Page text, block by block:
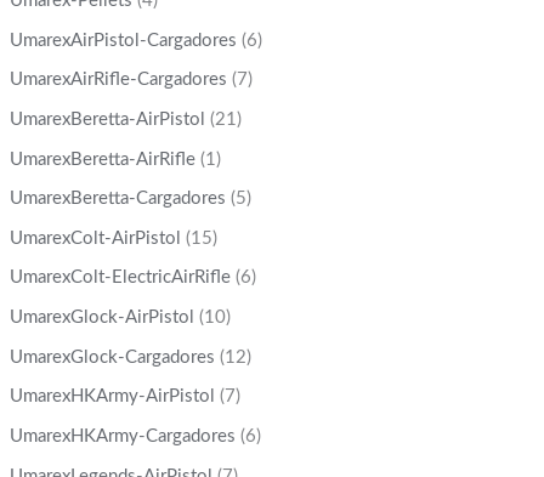
UmarexAirPistol-Cargadores (6)
UmarexAirRifle-Cargadores (7)
UmarexBeretta-AirPistol (21)
UmarexBeretta-AirRifle (1)
UmarexBeretta-Cargadores (5)
UmarexColt-AirPistol (15)
UmarexColt-ElectricAirRifle (6)
UmarexGlock-AirPistol (10)
UmarexGlock-Cargadores (12)
UmarexHKArmy-AirPistol (7)
UmarexHKArmy-Cargadores (6)